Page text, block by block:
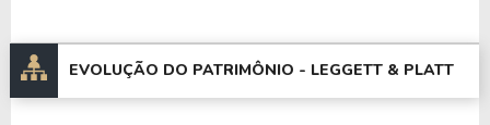
EVOLUÇÃO DO PATRIMÔNIO - LEGGETT & PLATT